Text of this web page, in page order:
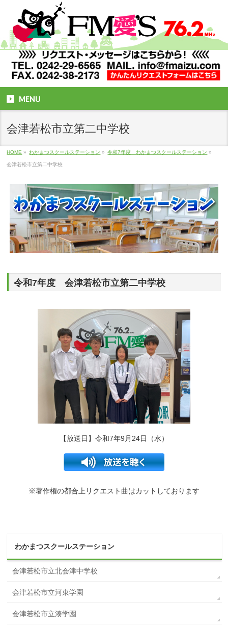
MENU
会津若松市立第二中学校
HOME » わかまつスクールステーション » 令和7年度 わかまつスクールステーション »
会津若松市立第二中学校
令和7年度 会津若松市立第二中学校
【放送日】令和7年9月24日（水）
※著作権の都合上リクエスト曲はカットしております
わかまつスクールステーション
会津若松市立北会津中学校
会津若松市立河東学園
会津若松市立湊学園